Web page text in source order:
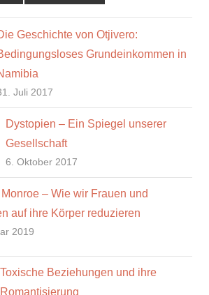
Geschichte von Otjivero:
Grundeinkommen in
Juli 2017
Dystopien – Ein Spiegel unserer
Gesellschaft
6. Oktober 2017
– Wie wir Frauen und
auf ihre Körper reduzieren
2019
Toxische Beziehungen und ihre
Romantisierung